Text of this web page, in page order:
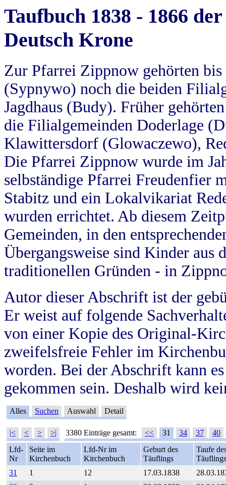
Taufbuch 1838 - 1866
Deutsch Krone
Zur Pfarrei Zippnow gehörten
(Sypnywo) noch die beiden
Jagdhaus (Budy). Früher
die Filialgemeinden Doderlage
Klawittersdorf (Glowaczewo),
Die Pfarrei Zippnow wurde im
selbständige Pfarrei Freudenfier
Stabitz und ein Lokalvikariat
wurden errichtet. Ab diesem
Gemeinden, in den
Übergangsweise sind Kinder aus
traditionellen Gründen - in
Autor dieser Abschrift ist der
Er weist auf folgende
von einer Kopie des Original-
zweifelsfreie Fehler im
worden. Bei der Abschrift kann
gekommen sein. Deshalb wird
Alles Suchen Auswahl Detail
|< < > >| 3380 Einträge gesamt: << 31 34 37
40
Lfd-
Nr
Seite im
Kirchenbuch
Lfd-Nr im
Kirchenbuch
Geburt des
Täuflings
Taufe
Täuflings
31
1 12 17.03.1838